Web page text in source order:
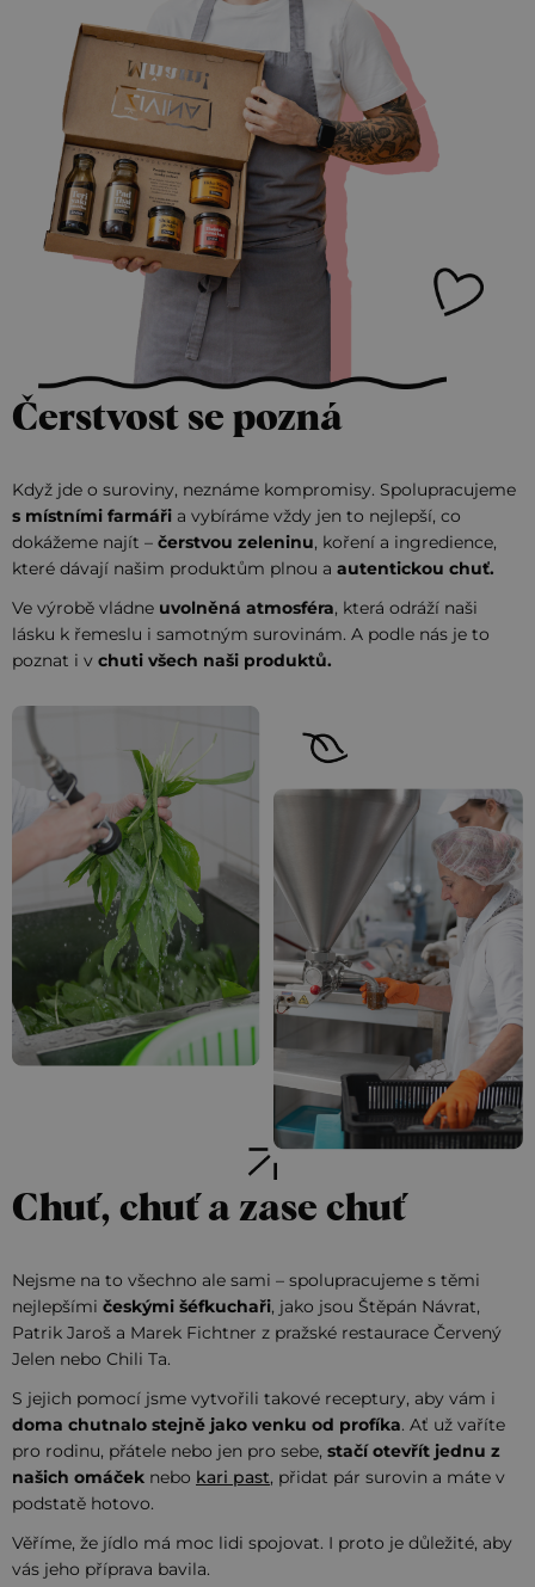
Čerstvost se pozná
Když jde o suroviny, neznáme kompromisy. Spolupracujeme
s místními farmáři a vybíráme vždy jen to nejlepší, co
dokážeme najít – čerstvou zeleninu, koření a ingredience,
které dávají našim produktům plnou a autentickou chuť.
Ve výrobě vládne uvolněná atmosféra, která odráží naši
lásku k řemeslu i samotným surovinám. A podle nás je to
poznat i v chuti všech naši produktů.
Chuť, chuť a zase chuť
Nejsme na to všechno ale sami – spolupracujeme s těmi
nejlepšími českými šéfkuchaři, jako jsou Štěpán Návrat,
Patrik Jaroš a Marek Fichtner z pražské restaurace Červený
Jelen nebo Chili Ta.
S jejich pomocí jsme vytvořili takové receptury, aby vám i
doma chutnalo stejně jako venku od profíka. Ať už vaříte
pro rodinu, přátele nebo jen pro sebe, stačí otevřít jednu z
našich omáček nebo kari past, přidat pár surovin a máte v
podstatě hotovo.
Věříme, že jídlo má moc lidi spojovat. I proto je důležité, aby
vás jeho příprava bavila.